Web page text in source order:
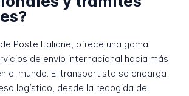
Poste Italiane, ofrece una gama
de envío internacional hacia más
el mundo. El transportista se encarga
logístico, desde la recogida del